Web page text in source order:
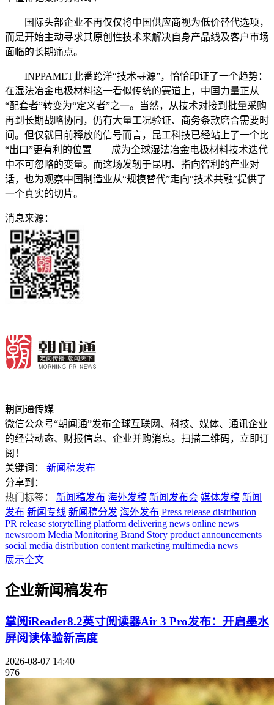
国际头部企业不再仅仅将中国供应商视为低价替代选项，
而是开始主动寻求其原创性技术来解决自身产品线及客户市场
面临的长期痛点。
INPPAMET此番跨洋“技术寻源”，恰恰印证了一个趋势：
在湿法冶金电极材料这一看似传统的赛道上，中国力量正从
“配套者”转变为“定义者”之一。当然，从技术对接到批量采购
再到长期战略协同，仍有大量工况验证、商务条款磨合需要时
间。但仅就目前释放的信号而言，昆工科技已经站上了一个比
“出口”更有利的位置——成为全球湿法冶金电极材料技术迭代
中不可忽略的变量。而这场发轫于昆明、指向智利的产业对
话，也为观察中国制造业从“规模替代”走向“技术共融”提供了
一个真实的切片。
消息来源：
朝闻通传媒
微信公众号“朝闻通”发布全球互联网、科技、媒体、通讯企业
的经营动态、财报信息、企业并购消息。扫描二维码，立即订
阅！
关键词：
新闻稿发布
分享到：
热门标签：
新闻稿发布 海外发稿 新闻发布会 媒体发稿 新闻
发布 新闻专线 新闻稿分发 海外发布 Press release distribution
PR release storytelling platform delivering news online news
newsroom Media Monitoring Brand Story product announcements
social media distribution content marketing multimedia news
展示全文
企业新闻稿发布
掌阅iReader8.2英寸阅读器Air 3 Pro发布：开启墨水
屏阅读体验新高度
2026-08-07 14:40
976